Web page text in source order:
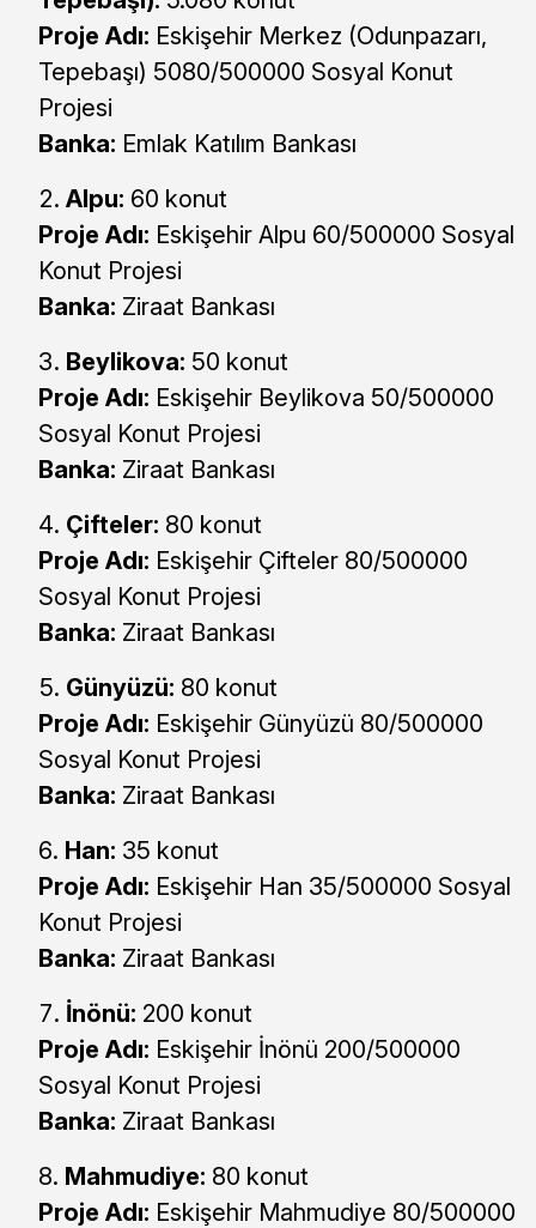
Proje Adı: Eskişehir Merkez (Odunpazarı,
Tepebaşı) 5080/500000 Sosyal Konut
Projesi
Banka: Emlak Katılım Bankası
Alpu: 60 konut
Proje Adı: Eskişehir Alpu 60/500000 Sosyal
Konut Projesi
Banka: Ziraat Bankası
Beylikova: 50 konut
Proje Adı: Eskişehir Beylikova 50/500000
Sosyal Konut Projesi
Banka: Ziraat Bankası
Çifteler: 80 konut
Proje Adı: Eskişehir Çifteler 80/500000
Sosyal Konut Projesi
Banka: Ziraat Bankası
Günyüzü: 80 konut
Proje Adı: Eskişehir Günyüzü 80/500000
Sosyal Konut Projesi
Banka: Ziraat Bankası
Han: 35 konut
Proje Adı: Eskişehir Han 35/500000 Sosyal
Konut Projesi
Banka: Ziraat Bankası
İnönü: 200 konut
Proje Adı: Eskişehir İnönü 200/500000
Sosyal Konut Projesi
Banka: Ziraat Bankası
Mahmudiye: 80 konut
Proje Adı: Eskişehir Mahmudiye 80/500000